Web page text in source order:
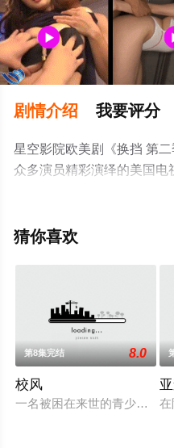
剧情介绍 我要评分
星空影院欧美剧《换挡 第
众多演员精彩演绎的美国电
13集），手机免费观看高
剧情网等平台了解。
猜你喜欢
第8集完结 8.0
校风
一名被困在来世的青少年决在